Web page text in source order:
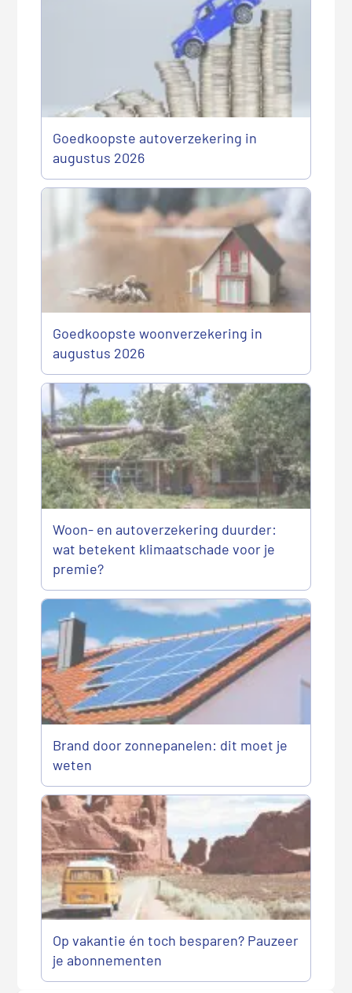
Goedkoopste autoverzekering in
augustus 2026
Goedkoopste woonverzekering in
augustus 2026
Woon- en autoverzekering duurder:
wat betekent klimaatschade voor je
premie?
Brand door zonnepanelen: dit moet je
weten
Op vakantie én toch besparen? Pauzeer
je abonnementen